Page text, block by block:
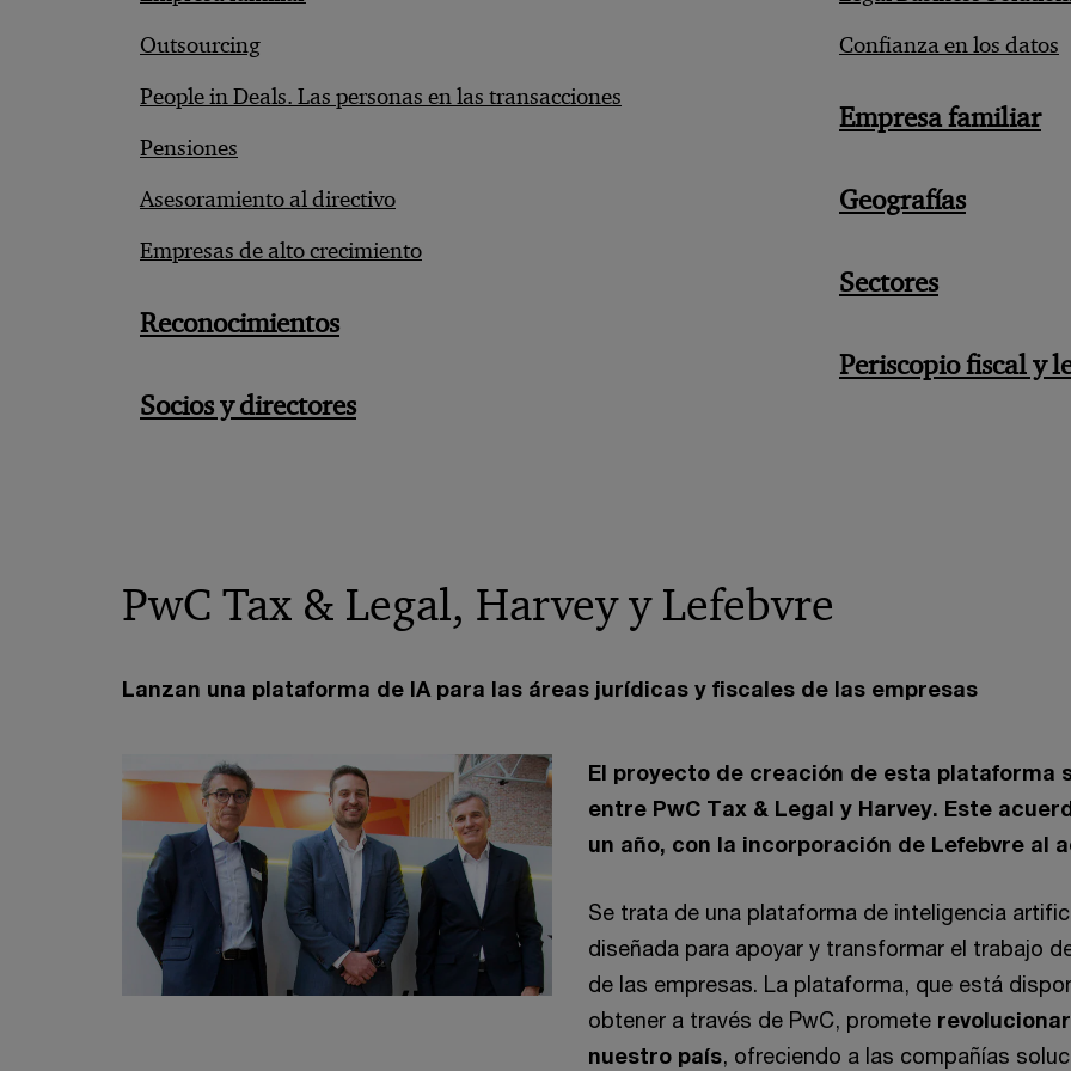
Outsourcing
People in Deals. Las personas en las transacciones
Pensiones
Asesoramiento al directivo
Empresas de alto crecimiento
Confianza en los datos
Empresa familiar
Geografías
Sectores
Reconocimientos
Periscopio fiscal y
Socios y directores
PwC Tax & Legal, Harvey y Lefebvre
Lanzan una plataforma de IA para las áreas jurídicas y fiscales de las empresas
El proyecto de creación de esta plataforma
entre PwC Tax & Legal y Harvey. Este
un año, con la incorporación de Lefebvre al
Se trata de una plataforma de inteligencia
diseñada para apoyar y transformar el trabajo
de las empresas. La plataforma, que está
obtener a través de PwC, promete
nuestro país, ofreciendo a las compañías